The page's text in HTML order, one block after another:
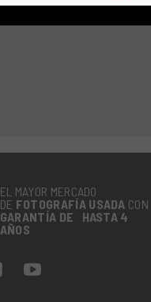
EL MAYOR MERCADO
DE FOTOGRAFÍA USADA CON
GARANTÍA DE HASTA 4
AÑOS